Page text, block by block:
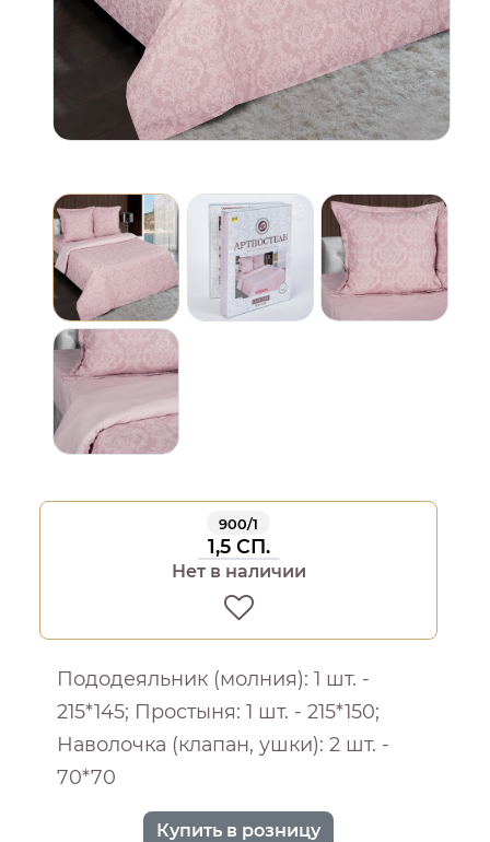
900/1
1,5 СП.
Нет в наличии
Пододеяльник (молния): 1 шт. -
215*145; Простыня: 1 шт. - 215*150;
Наволочка (клапан, ушки): 2 шт. -
70*70
Купить в розницу